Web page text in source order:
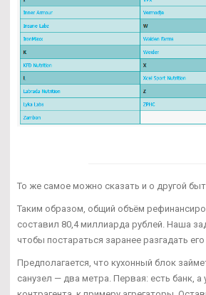
То же самое можно сказать и о другой
Таким образом, общий объём
составил 80,4 миллиарда рублей. Наша
чтобы постараться заранее разгадать его
Предполагается, что кухонный блок
санузел — два метра. Первая: есть банк, а